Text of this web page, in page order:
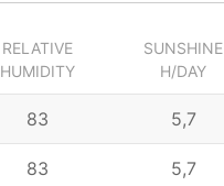
RELATIVE
HUMIDITY
SUNSHINE
H/DAY
83 5,7
83 5,7